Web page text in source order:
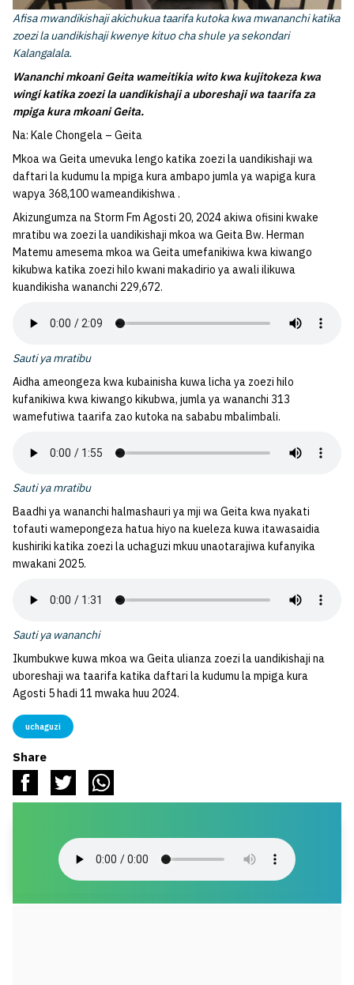
Afisa mwandikishaji akichukua taarifa kutoka kwa mwananchi katika
zoezi la uandikishaji kwenye kituo cha shule ya sekondari
Kalangalala.
Wananchi mkoani Geita wameitikia wito kwa kujitokeza kwa
wingi katika zoezi la uandikishaji a uboreshaji wa taarifa za
mpiga kura mkoani Geita.
Na: Kale Chongela – Geita
Mkoa wa Geita umevuka lengo katika zoezi la uandikishaji wa
daftari la kudumu la mpiga kura ambapo jumla ya wapiga kura
wapya 368,100 wameandikishwa .
Akizungumza na Storm Fm Agosti 20, 2024 akiwa ofisini kwake
mratibu wa zoezi la uandikishaji mkoa wa Geita Bw. Herman
Matemu amesema mkoa wa Geita umefanikiwa kwa kiwango
kikubwa katika zoezi hilo kwani makadirio ya awali ilikuwa
kuandikisha wananchi 229,672.
Sauti ya mratibu
Aidha ameongeza kwa kubainisha kuwa licha ya zoezi hilo
kufanikiwa kwa kiwango kikubwa, jumla ya wananchi 313
wamefutiwa taarifa zao kutoka na sababu mbalimbali.
Sauti ya mratibu
Baadhi ya wananchi halmashauri ya mji wa Geita kwa nyakati
tofauti wamepongeza hatua hiyo na kueleza kuwa itawasaidia
kushiriki katika zoezi la uchaguzi mkuu unaotarajiwa kufanyika
mwakani 2025.
Sauti ya wananchi
Ikumbukwe kuwa mkoa wa Geita ulianza zoezi la uandikishaji na
uboreshaji wa taarifa katika daftari la kudumu la mpiga kura
Agosti 5 hadi 11 mwaka huu 2024.
uchaguzi
Share